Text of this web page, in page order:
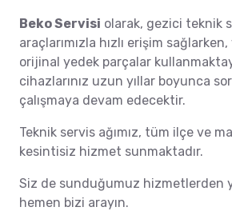
Beko Servisi olarak, gezici teknik
araçlarımızla hızlı erişim
orijinal yedek parçalar
cihazlarınız uzun yıllar boyunca
çalışmaya devam edecektir.
Teknik servis ağımız, tüm ilçe ve
kesintisiz hizmet sunmaktadır.
Siz de sunduğumuz hizmetlerden
hemen bizi arayın.